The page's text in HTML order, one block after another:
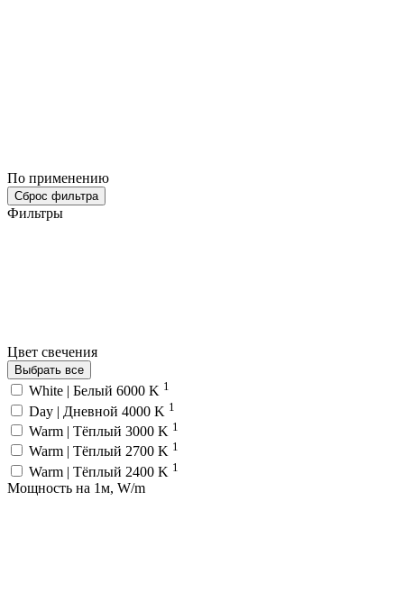
По применению
Сброс фильтра
Фильтры
Цвет свечения
Выбрать все
White | Белый 6000 K 1
Day | Дневной 4000 K 1
Warm | Тёплый 3000 K 1
Warm | Тёплый 2700 K 1
Warm | Тёплый 2400 K 1
Мощность на 1м, W/m